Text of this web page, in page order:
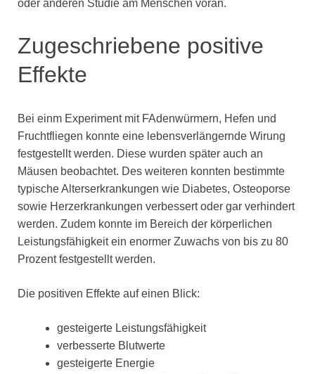
oder anderen Studie am Menschen voran.
Zugeschriebene positive
Effekte
Bei einm Experiment mit FAdenwürmern, Hefen und
Fruchtfliegen konnte eine lebensverlängernde Wirung
festgestellt werden. Diese wurden später auch an
Mäusen beobachtet. Des weiteren konnten bestimmte
typische Alterserkrankungen wie Diabetes, Osteoporse
sowie Herzerkrankungen verbessert oder gar verhindert
werden. Zudem konnte im Bereich der körperlichen
Leistungsfähigkeit ein enormer Zuwachs von bis zu 80
Prozent festgestellt werden.
Die positiven Effekte auf einen Blick:
gesteigerte Leistungsfähigkeit
verbesserte Blutwerte
gesteigerte Energie